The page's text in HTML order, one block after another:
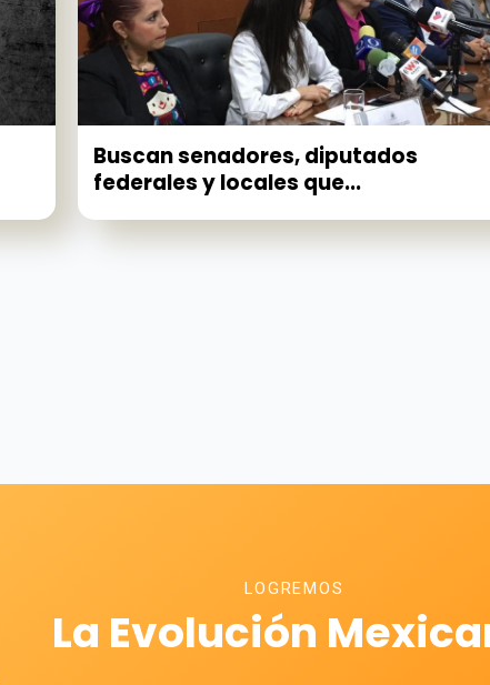
Buscan senadores, diputados
federales y locales que...
LOGREMOS
La Evolución